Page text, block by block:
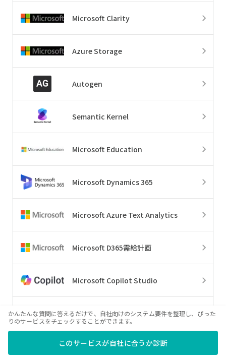
Microsoft Clarity
Azure Storage
Autogen
Semantic Kernel
Microsoft Education
Microsoft Dynamics 365
Microsoft Azure Text Analytics
Microsoft D365需給計画
Microsoft Copilot Studio
Azure AI
Microsoft Azure IoT
かんたんな質問に答えるだけで、自社向けのシステム要件を整理し、ぴった
りのサービスをチェックすることができます。
このサービスが自社に合うか診断